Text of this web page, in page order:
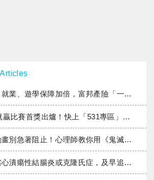
保障加倍，富邦產險「一期逐夢」專案加碼遠距醫療與緊急救援
首獎出爐！快上「531專區」了解新興菸品的危害
著阻止！心理師教你用《鬼滅之刃》進入孩子的心
瘍性結腸炎或克隆氏症，及早追蹤降大腸癌風險